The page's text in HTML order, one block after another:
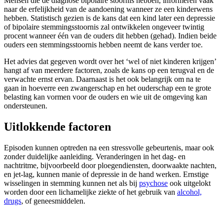
naar de erfelijkheid van de aandoening wanneer ze een kinderwens
hebben. Statistisch gezien is de kans dat een kind later een depressie
of bipolaire stemmingsstoornis zal ontwikkelen ongeveer twintig
procent wanneer één van de ouders dit hebben (gehad). Indien beide
ouders een stemmingsstoornis hebben neemt de kans verder toe.
Het advies dat gegeven wordt over het ‘wel of niet kinderen krijgen’
hangt af van meerdere factoren, zoals de kans op een terugval en de
verwachte ernst ervan. Daarnaast is het ook belangrijk om na te
gaan in hoeverre een zwangerschap en het ouderschap een te grote
belasting kan vormen voor de ouders en wie uit de omgeving kan
ondersteunen.
Uitlokkende factoren
Episoden kunnen optreden na een stressvolle gebeurtenis, maar ook
zonder duidelijke aanleiding. Veranderingen in het dag- en
nachtritme, bijvoorbeeld door ploegendiensten, doorwaakte nachten,
en jet-lag, kunnen manie of depressie in de hand werken. Ernstige
wisselingen in stemming kunnen net als bij psychose ook uitgelokt
worden door een lichamelijke ziekte of het gebruik van alcohol,
drugs, of geneesmiddelen.